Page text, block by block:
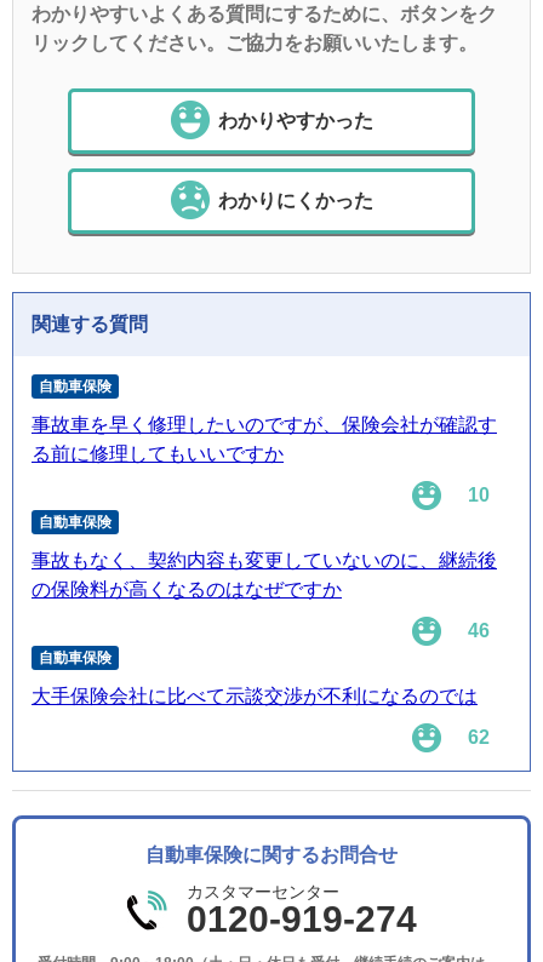
わかりやすいよくある質問にするために、ボタンをク
リックしてください。ご協力をお願いいたします。
わかりやすかった
わかりにくかった
関連する質問
自動車保険
事故車を早く修理したいのですが、保険会社が確認す
る前に修理してもいいですか
10
自動車保険
事故もなく、契約内容も変更していないのに、継続後
の保険料が高くなるのはなぜですか
46
自動車保険
大手保険会社に比べて示談交渉が不利になるのでは
62
自動車保険に関するお問合せ
カスタマーセンター
0120-919-274